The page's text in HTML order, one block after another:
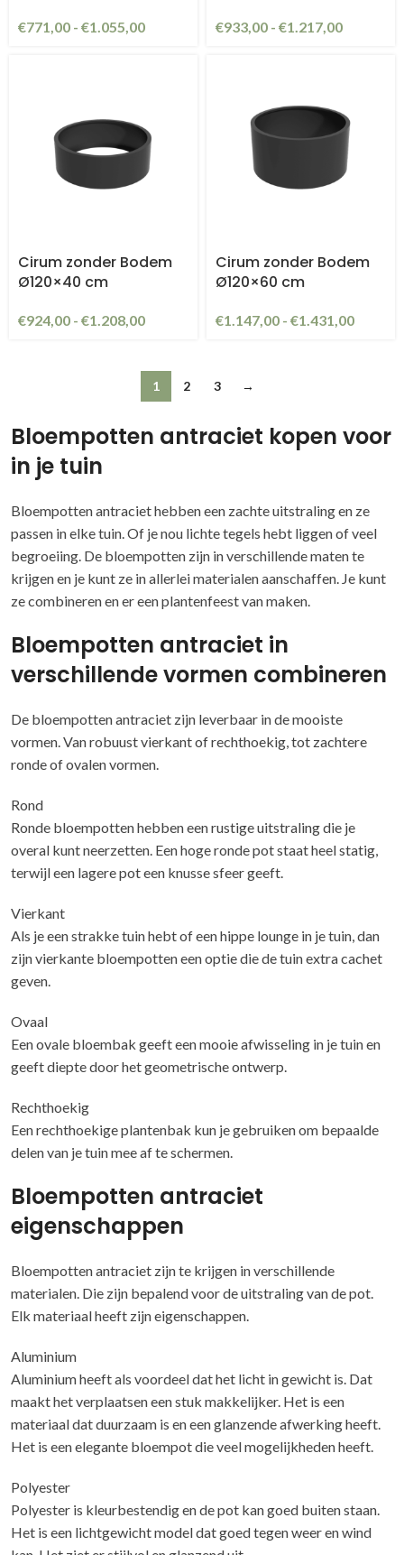
€771,00 - €1.055,00 €933,00 - €1.217,00
Cirum zonder Bodem
Ø120×40 cm
€924,00 - €1.208,00
Cirum zonder Bodem
Ø120×60 cm
€1.147,00 - €1.431,00
1 2 3 →
Bloempotten antraciet kopen voor
in je tuin
Bloempotten antraciet hebben een zachte uitstraling en ze
passen in elke tuin. Of je nou lichte tegels hebt liggen of veel
begroeiing. De bloempotten zijn in verschillende maten te
krijgen en je kunt ze in allerlei materialen aanschaffen. Je kunt
ze combineren en er een plantenfeest van maken.
Bloempotten antraciet in
verschillende vormen combineren
De bloempotten antraciet zijn leverbaar in de mooiste
vormen. Van robuust vierkant of rechthoekig, tot zachtere
ronde of ovalen vormen.
Rond
Ronde bloempotten hebben een rustige uitstraling die je
overal kunt neerzetten. Een hoge ronde pot staat heel statig,
terwijl een lagere pot een knusse sfeer geeft.
Vierkant
Als je een strakke tuin hebt of een hippe lounge in je tuin, dan
zijn vierkante bloempotten een optie die de tuin extra cachet
geven.
Ovaal
Een ovale bloembak geeft een mooie afwisseling in je tuin en
geeft diepte door het geometrische ontwerp.
Rechthoekig
Een rechthoekige plantenbak kun je gebruiken om bepaalde
delen van je tuin mee af te schermen.
Bloempotten antraciet
eigenschappen
Bloempotten antraciet zijn te krijgen in verschillende
materialen. Die zijn bepalend voor de uitstraling van de pot.
Elk materiaal heeft zijn eigenschappen.
Aluminium
Aluminium heeft als voordeel dat het licht in gewicht is. Dat
maakt het verplaatsen een stuk makkelijker. Het is een
materiaal dat duurzaam is en een glanzende afwerking heeft.
Het is een elegante bloempot die veel mogelijkheden heeft.
Polyester
Polyester is kleurbestendig en de pot kan goed buiten staan.
Het is een lichtgewicht model dat goed tegen weer en wind